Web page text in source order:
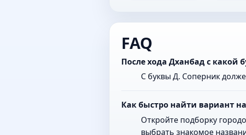
FAQ
После хода Дханбад с
С буквы Д. Соперник
Как быстро найти вариант
Откройте подборку
выбрать знакомое